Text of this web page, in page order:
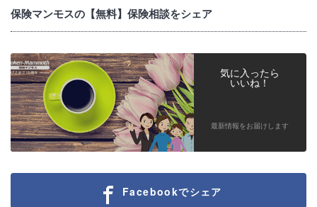
保険マンモスの【無料】保険相談をシェア
気に入ったら
いいね！
最新情報をお届けします
Facebookでシェア